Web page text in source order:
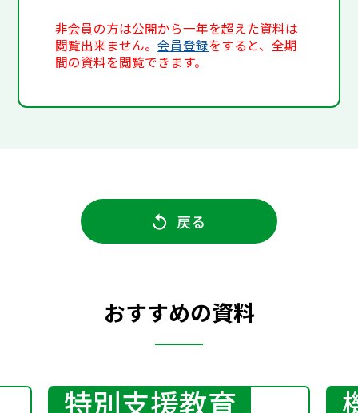
非会員の方は公開から一年を超えた資料は
閲覧出来ません。会員登録をすると、全期
間の資料を閲覧できます。
戻る
おすすめの資料
特別支援教育